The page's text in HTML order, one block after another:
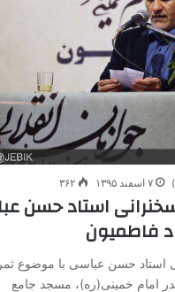
۷ اسفند ۱۳۹۵ ۳۶۲
استاد حسن
فاطمیون
حسن عباسی با موضوع